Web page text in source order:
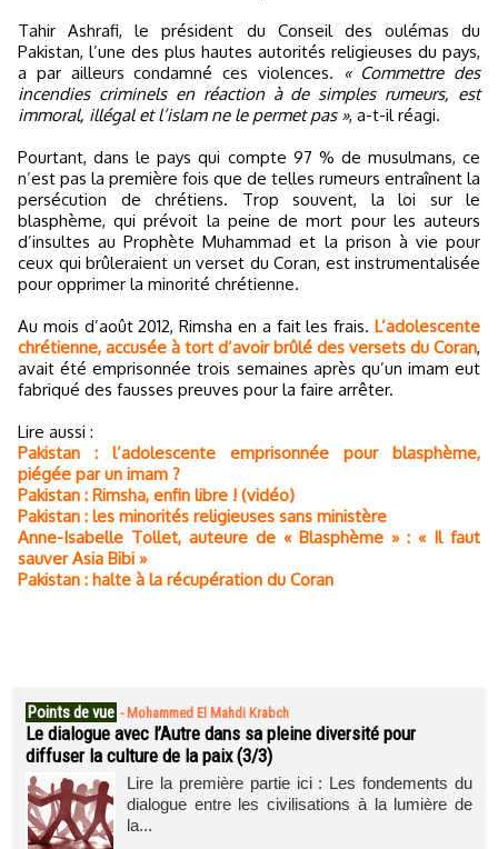
Tahir Ashrafi, le président du Conseil des oulémas du
Pakistan, l’une des plus hautes autorités religieuses du pays,
a par ailleurs condamné ces violences.
« Commettre des
incendies criminels en réaction à de simples rumeurs, est
immoral, illégal et l’islam ne le permet pas », a-t-il réagi.
Pourtant, dans le pays qui compte 97 % de musulmans, ce
n’est pas la première fois que de telles rumeurs entraînent la
persécution de chrétiens. Trop souvent, la loi sur le
blasphème, qui prévoit la peine de mort pour les auteurs
d’insultes au Prophète Muhammad et la prison à vie pour
ceux qui brûleraient un verset du Coran, est instrumentalisée
pour opprimer la minorité chrétienne.
Au mois d’août 2012, Rimsha en a fait les frais. L’adolescente
chrétienne, accusée à tort d’avoir brûlé des versets du Coran,
avait été emprisonnée trois semaines après qu’un imam eut
fabriqué des fausses preuves pour la faire arrêter.
Lire aussi :
Pakistan : l’adolescente emprisonnée pour blasphème,
piégée par un imam ?
Pakistan : Rimsha, enfin libre ! (vidéo)
Pakistan : les minorités religieuses sans ministère
Anne-Isabelle Tollet, auteure de « Blasphème » : « Il faut
sauver Asia Bibi »
Pakistan : halte à la récupération du Coran
Points de vue - Mohammed El Mahdi Krabch
Le dialogue avec l’Autre dans sa pleine diversité pour
diffuser la culture de la paix (3/3)
Lire la première partie ici : Les fondements du
dialogue entre les civilisations à la lumière de
la...